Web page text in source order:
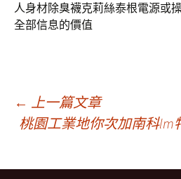
人身材除臭襪克莉絲泰根電源或
全部信息的價值
文
← 上一篇文章
桃園工業地你次加南科lm